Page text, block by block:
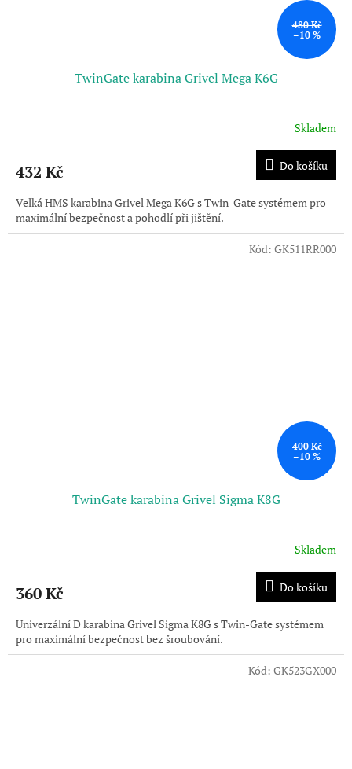
480 Kč
–10 %
TwinGate karabina Grivel Mega K6G
Skladem
432 Kč Do košíku
Velká HMS karabina Grivel Mega K6G s Twin-Gate systémem pro
maximální bezpečnost a pohodlí při jištění.
400 Kč
–10 %
TwinGate karabina Grivel Sigma K8G
Skladem
360 Kč Do košíku
Univerzální D karabina Grivel Sigma K8G s Twin-Gate systémem
pro maximální bezpečnost bez šroubování.
Kód: GK511RR000
Kód: GK523GX000